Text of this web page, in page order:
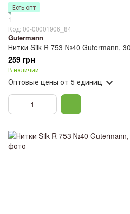
Есть опт
1
Код: 00-00001906_84
Gutermann
Нитки Silk R 753 №40 Gutermann,
259 грн
В наличии
Оптовые цены от 5 единиц